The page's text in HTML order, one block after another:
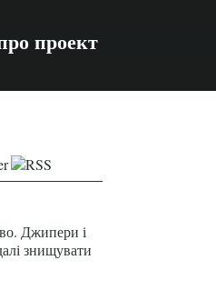
проект
Джипери і
знищувати